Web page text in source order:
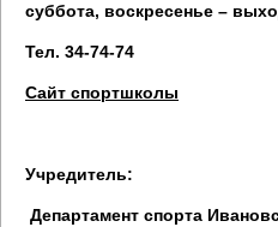
суббота, воскресенье –
Тел. 34-74-74
Сайт спортшколы
Учредитель:
Департамент спорта